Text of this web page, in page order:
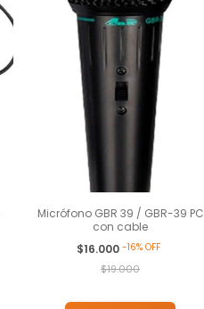
Micrófono GBR 39 / GBR-39 PC
con cable
$16.000 -16% OFF
$19.000